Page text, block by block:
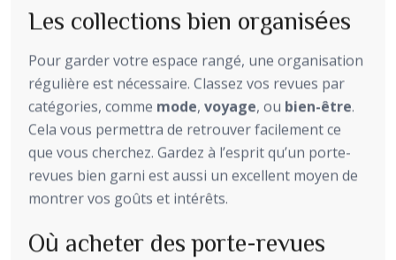
Les collections bien organisées
Pour garder votre espace rangé, une organisation
régulière est nécessaire. Classez vos revues par
catégories, comme mode, voyage, ou bien-être.
Cela vous permettra de retrouver facilement ce
que vous cherchez. Gardez à l’esprit qu’un porte-
revues bien garni est aussi un excellent moyen de
montrer vos goûts et intérêts.
Où acheter des porte-revues